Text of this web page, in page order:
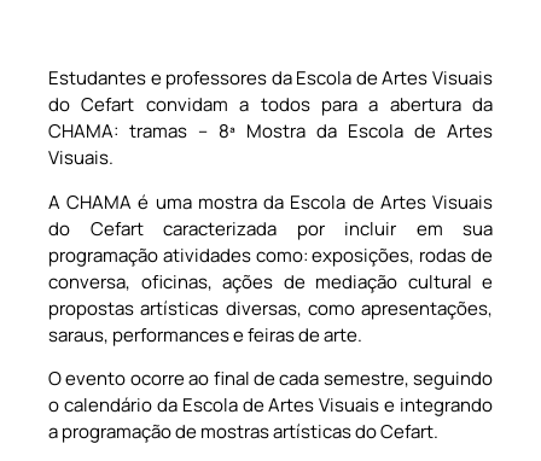
Estudantes e professores da Escola de Artes Visuais
do Cefart convidam a todos para a abertura da
CHAMA: tramas – 8ª Mostra da Escola de Artes
Visuais.
A CHAMA é uma mostra da Escola de Artes Visuais
do Cefart caracterizada por incluir em sua
programação atividades como: exposições, rodas de
conversa, oficinas, ações de mediação cultural e
propostas artísticas diversas, como apresentações,
saraus, performances e feiras de arte.
O evento ocorre ao final de cada semestre, seguindo
o calendário da Escola de Artes Visuais e integrando
a programação de mostras artísticas do Cefart.